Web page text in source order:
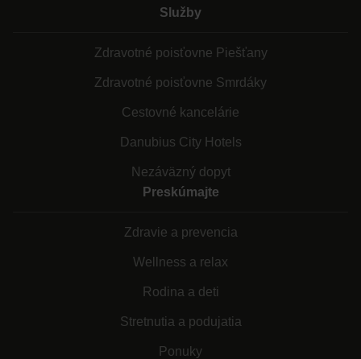
Služby
Zdravotné poisťovne Piešťany
Zdravotné poisťovne Smrdáky
Cestovné kancelárie
Danubius City Hotels
Nezáväzný dopyt
Preskúmajte
Zdravie a prevencia
Wellness a relax
Rodina a deti
Stretnutia a podujatia
Ponuky